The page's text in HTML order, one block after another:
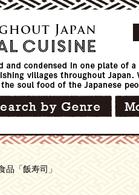
品「飯寿司」